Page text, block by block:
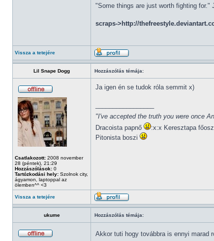
"Some things are just worth fighting for."
scraps->http://
Vissza a tetejére
Lil Snape Dogg Hozzászólás témája:
Csatlakozott: 2008 november
28 (péntek), 21:29
Hozzászólások: 0
Tartózkodási hely: Szolnok city,
ágyamon, laptoppal az
ölemben^^ <3
Ja igen én se tudok róla semmit x)
"I've accepted the truth you were once
Dracoista papnő
:x:x Keresztapa
Pitonista boszi
Vissza a tetejére
ukume Hozzászólás témája:
Akkor tuti hogy továbbra is ennyi marad